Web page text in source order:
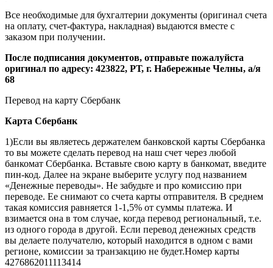
Все необходимые для бухгалтерии документы (оригинал счета
на оплату, счет-фактура, накладная) выдаются вместе с
заказом при получении.
После подписания документов, отправьте пожалуйста
оригинал по адресу: 423822, РТ, г. Набережные Челны, а/я
68
Перевод на карту Сбербанк
Карта Сбербанк
1)Если вы являетесь держателем банковской карты Сбербанка
то вы можете сделать перевод на наш счет через любой
банкомат Сбербанка. Вставьте свою карту в банкомат, введите
пин-код. Далее на экране выберите услугу под названием
«Денежные переводы». Не забудьте и про комиссию при
переводе. Ее снимают со счета карты отправителя. В среднем
такая комиссия равняется 1-1,5% от суммы платежа. И
взимается она в том случае, когда перевод региональный, т.е.
из одного города в другой. Если перевод денежных средств
вы делаете получателю, который находится в одном с вами
регионе, комиссии за транзакцию не будет.Номер карты
4276862011113414